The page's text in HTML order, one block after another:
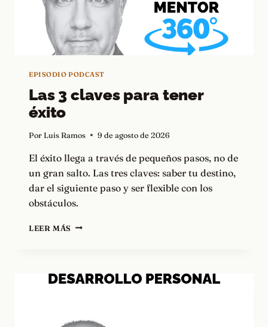
EPISODIO PODCAST
Las 3 claves para tener
éxito
Por Luis Ramos 9 de agosto de 2026
El éxito llega a través de pequeños pasos, no de
un gran salto. Las tres claves: saber tu destino,
dar el siguiente paso y ser flexible con los
obstáculos.
LEER MÁS LAS
TENER
ÉXITO